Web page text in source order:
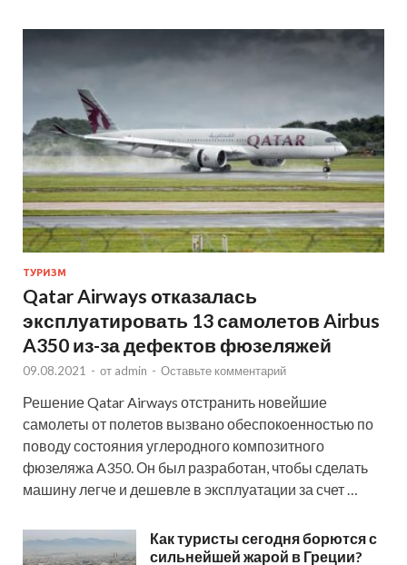
ТУРИЗМ
Qatar Airways отказалась
эксплуатировать 13 самолетов Airbus
A350 из-за дефектов фюзеляжей
09.08.2021 - от admin - Оставьте комментарий
Решение Qatar Airways отстранить новейшие
самолеты от полетов вызвано обеспокоенностью по
поводу состояния углеродного композитного
фюзеляжа A350. Он был разработан, чтобы сделать
машину легче и дешевле в эксплуатации за счет …
Как туристы сегодня борются с
сильнейшей жарой в Греции?